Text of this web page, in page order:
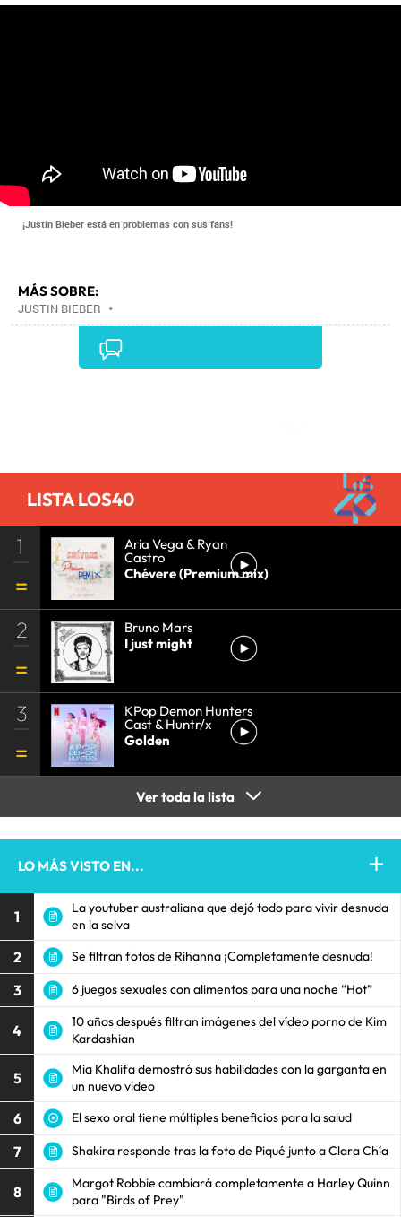
¡Justin Bieber está en problemas con sus fans!
MÁS SOBRE:
JUSTIN BIEBER •
LISTA LOS40
1 Aria Vega & Ryan
Castro
Chévere (Premium mix)
2
Bruno Mars
I just might
3 KPop Demon Hunters
Cast & Huntr/x
Golden
Ver toda la lista
LO MÁS VISTO EN...
1
La youtuber australiana que dejó todo para vivir desnuda
en la selva
2 Se filtran fotos de Rihanna ¡Completamente desnuda!
3 6 juegos sexuales con alimentos para una noche “Hot”
4
10 años después filtran imágenes del vídeo porno de Kim
Kardashian
5
Mia Khalifa demostró sus habilidades con la garganta en
un nuevo video
6 El sexo oral tiene múltiples beneficios para la salud
7 Shakira responde tras la foto de Piqué junto a Clara Chía
8
Margot Robbie cambiará completamente a Harley Quinn
para "Birds of Prey"